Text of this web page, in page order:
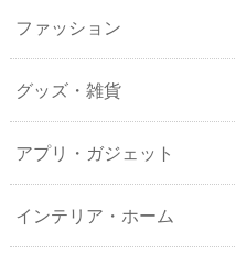
ファッション
グッズ・雑貨
アプリ・ガジェット
インテリア・ホーム